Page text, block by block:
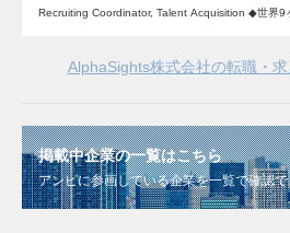
Recruiting Coordinator, Talent Acquisition ◆世界9
AlphaSights株式会社の転職・
掲載中企業の一覧はこちら
アンビに参画している企業を一覧で確認